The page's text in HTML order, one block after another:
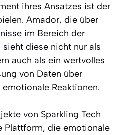
ihres Ansatzes ist der
Amador, die über
im Bereich der
diese nicht nur als
auch als ein wertvolles
von Daten über
Reaktionen.
von Sparkling Tech
Plattform, die emotionale